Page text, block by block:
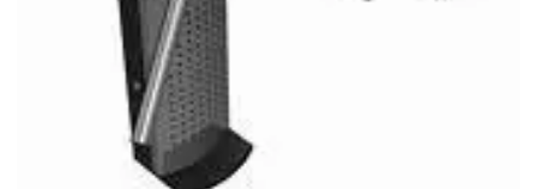
Catraca de acesso biométrica
Catraca de acesso para cadeirante
Catraca de acesso com comanda
Catraca de acesso facial